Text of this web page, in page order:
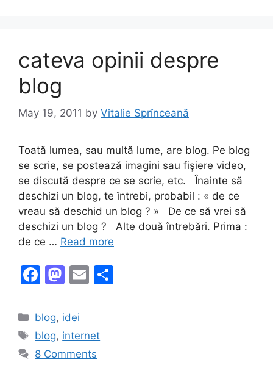
cateva opinii despre
blog
May 19, 2011 by Vitalie Sprînceană
Toată lumea, sau multă lume, are blog. Pe blog
se scrie, se postează imagini sau fişiere video,
se discută despre ce se scrie, etc. Ȋnainte să
deschizi un blog, te întrebi, probabil : « de ce
vreau să deschid un blog ? » De ce să vrei să
deschizi un blog ? Alte două întrebări. Prima :
de ce … Read more
F
c
e
b
M
st
o
d
E
l
Categories
blog, idei
Tags
blog, internet
8 Comments